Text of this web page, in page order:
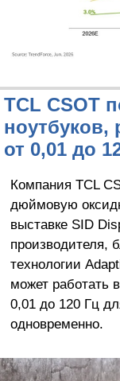
TCL CSOT
ноутбуков,
от 0,01 до
Компания TCL
дюймовую
выставке SID
производителя,
технологии
может работать
0,01 до 120 Гц
одновременно.